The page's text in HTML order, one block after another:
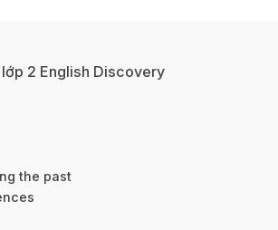
2 English Discovery
the past